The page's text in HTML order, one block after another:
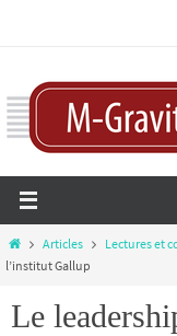
contenu
HomeArticles Lectures et
l’institut Gallup
Le